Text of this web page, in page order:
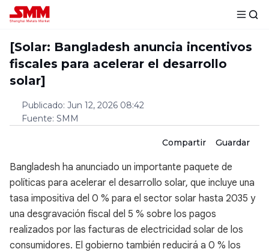
[Solar: Bangladesh anuncia incentivos
fiscales para acelerar el desarrollo
solar]
Publicado: Jun 12, 2026 08:42
Fuente: SMM
Compartir Guardar
Bangladesh ha anunciado un importante paquete de
políticas para acelerar el desarrollo solar, que incluye una
tasa impositiva del 0 % para el sector solar hasta 2035 y
una desgravación fiscal del 5 % sobre los pagos
realizados por las facturas de electricidad solar de los
consumidores. El gobierno también reducirá a 0 % los